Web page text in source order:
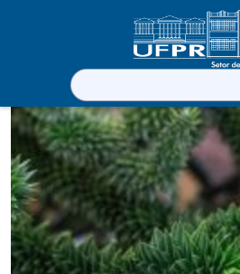
Pesquisar
por: